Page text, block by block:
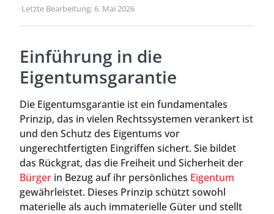
·Letzte Bearbeitung: 6. Mai 2026
Einführung in die
Eigentumsgarantie
Die Eigentumsgarantie ist ein fundamentales
Prinzip, das in vielen Rechtssystemen verankert ist
und den Schutz des Eigentums vor
ungerechtfertigten Eingriffen sichert. Sie bildet
das Rückgrat, das die Freiheit und Sicherheit der
Bürger in Bezug auf ihr persönliches Eigentum
gewährleistet. Dieses Prinzip schützt sowohl
materielle als auch immaterielle Güter und stellt